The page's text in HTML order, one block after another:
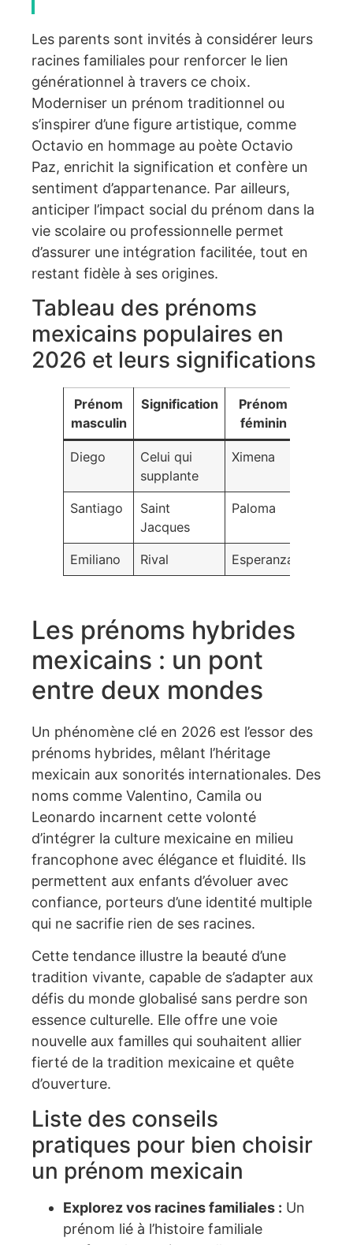
Les parents sont invités à considérer leurs
racines familiales pour renforcer le lien
générationnel à travers ce choix.
Moderniser un prénom traditionnel ou
s’inspirer d’une figure artistique, comme
Octavio en hommage au poète Octavio
Paz, enrichit la signification et confère un
sentiment d’appartenance. Par ailleurs,
anticiper l’impact social du prénom dans la
vie scolaire ou professionnelle permet
d’assurer une intégration facilitée, tout en
restant fidèle à ses origines.
Tableau des prénoms
mexicains populaires en
2026 et leurs significations
Prénom
masculin
Signification
Prénom
féminin
Diego
Celui qui
supplante
Ximena
Santiago
Saint
Jacques
Paloma
Emiliano Rival Esperanza
Les prénoms hybrides
mexicains : un pont
entre deux mondes
Un phénomène clé en 2026 est l’essor des
prénoms hybrides, mêlant l’héritage
mexicain aux sonorités internationales. Des
noms comme Valentino, Camila ou
Leonardo incarnent cette volonté
d’intégrer la culture mexicaine en milieu
francophone avec élégance et fluidité. Ils
permettent aux enfants d’évoluer avec
confiance, porteurs d’une identité multiple
qui ne sacrifie rien de ses racines.
Cette tendance illustre la beauté d’une
tradition vivante, capable de s’adapter aux
défis du monde globalisé sans perdre son
essence culturelle. Elle offre une voie
nouvelle aux familles qui souhaitent allier
fierté de la tradition mexicaine et quête
d’ouverture.
Liste des conseils
pratiques pour bien choisir
un prénom mexicain
Explorez vos racines familiales : Un
prénom lié à l’histoire familiale